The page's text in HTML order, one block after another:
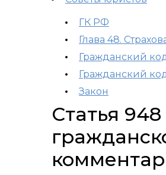
ГК РФ
Глава 48.
Гражданский
Гражданский
Закон
Статья